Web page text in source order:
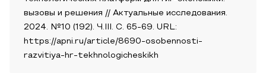
вызовы и решения // Актуальные исследования.
2024. №10 (192). Ч.III. С. 65-69. URL:
https://apni.ru/article/8690-osobennosti-
razvitiya-hr-tekhnologicheskikh